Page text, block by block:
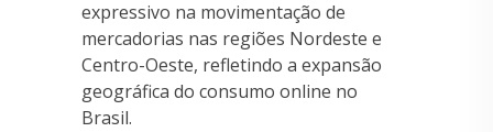
expressivo na movimentação de
mercadorias nas regiões Nordeste e
Centro-Oeste, refletindo a expansão
geográfica do consumo online no
Brasil.